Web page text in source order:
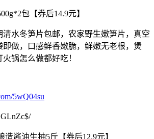
包【券后14.9元】
水冬笋片包邮，农家野生嫩笋片，真空
即做，口感鲜香嫩脆，鲜嫩无老根，煲
锅怎么做都好吃！
5wQ04su
造酱油生抽5斤【券后12.9元】